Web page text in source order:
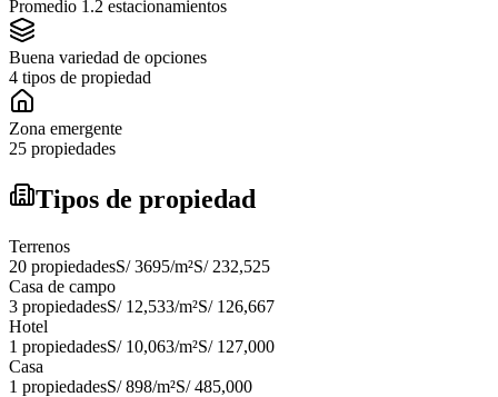
Promedio 1.2 estacionamientos
Buena variedad de opciones
4 tipos de propiedad
Zona emergente
25 propiedades
Tipos de propiedad
Terrenos
20 propiedadesS/ 3695/m²S/ 232,525
Casa de campo
3 propiedadesS/ 12,533/m²S/ 126,667
Hotel
1 propiedadesS/ 10,063/m²S/ 127,000
Casa
1 propiedadesS/ 898/m²S/ 485,000